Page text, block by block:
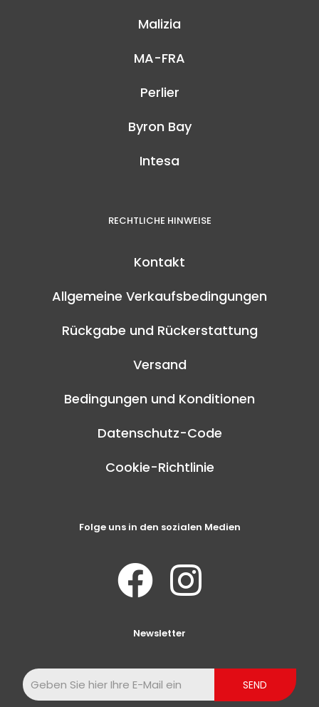
Malizia
MA-FRA
Perlier
Byron Bay
Intesa
RECHTLICHE HINWEISE
Kontakt
Allgemeine Verkaufsbedingungen
Rückgabe und Rückerstattung
Versand
Bedingungen und Konditionen
Datenschutz-Code
Cookie-Richtlinie
Folge uns in den sozialen Medien
Newsletter